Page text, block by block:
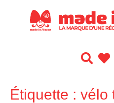
Étiquette : vélo